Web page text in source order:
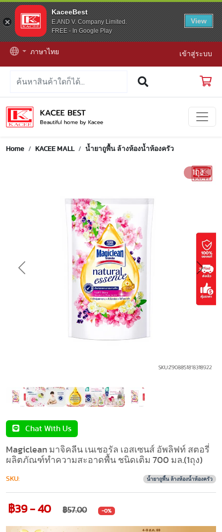
KaceeBest
E.AND V. Company Limited.
FREE - In Google Play
View
ภาษาไทย เข้าสู่ระบบ
Home KACEE MALL น้ำยาถูพื้น ล้างห้องน้ำห้องครัว
1ถุง
Previous Next
Chat With Us
Magiclean มาจิคลีน เนเชอรัล เอสเซนส์ อัพลิฟท์ สตอรี่
ผลิตภัณฑ์ทำความสะอาดพื้น ชนิดเติม 700 มล.(1ถุง)
SKU: น้ำยาถูพื้น ล้างห้องน้ำห้องครัว
฿39 - 40 ฿57.00 -0%